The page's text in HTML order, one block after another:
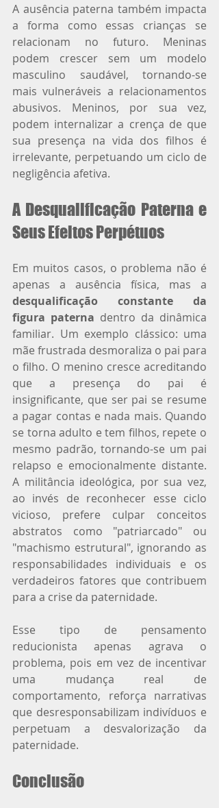
A ausência paterna também impacta
a forma como essas crianças se
relacionam no futuro. Meninas
podem crescer sem um modelo
masculino saudável, tornando-se
mais vulneráveis a relacionamentos
abusivos. Meninos, por sua vez,
podem internalizar a crença de que
sua presença na vida dos filhos é
irrelevante, perpetuando um ciclo de
negligência afetiva.
A Desqualificação Paterna e
Seus Efeitos Perpétuos
Em muitos casos, o problema não é
desqualificação constante da
figura paterna dentro da dinâmica
familiar. Um exemplo clássico: uma
mãe frustrada desmoraliza o pai para
o filho. O menino cresce acreditando
que a presença do pai é
insignificante, que ser pai se resume
a pagar contas e nada mais. Quando
se torna adulto e tem filhos, repete o
mesmo padrão, tornando-se um pai
relapso e emocionalmente distante.
A militância ideológica, por sua vez,
ao invés de reconhecer esse ciclo
vicioso, prefere culpar conceitos
abstratos como "patriarcado" ou
"machismo estrutural", ignorando as
responsabilidades individuais e os
verdadeiros fatores que contribuem
para a crise da paternidade.
Esse tipo de pensamento
reducionista apenas agrava o
problema, pois em vez de incentivar
uma mudança real de
comportamento, reforça narrativas
que desresponsabilizam indivíduos e
perpetuam a desvalorização da
paternidade.
Conclusão